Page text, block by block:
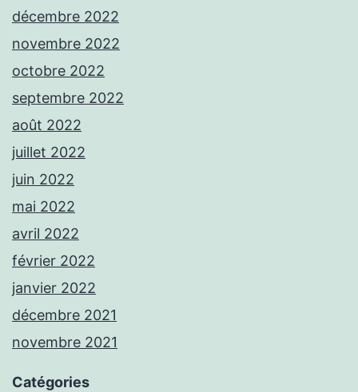
décembre 2022
novembre 2022
octobre 2022
septembre 2022
août 2022
juillet 2022
juin 2022
mai 2022
avril 2022
février 2022
janvier 2022
décembre 2021
novembre 2021
Catégories